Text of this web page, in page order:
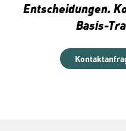
Entscheidungen.
Basis-